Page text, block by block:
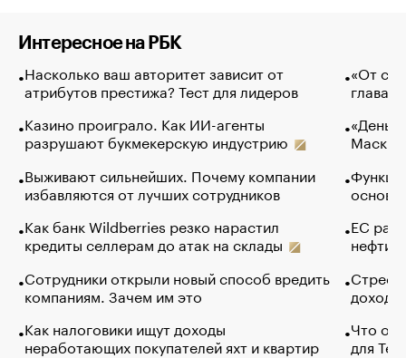
Интересное на РБК
Насколько ваш авторитет зависит от
атрибутов престижа? Тест для лидеров
Казино проиграло. Как ИИ-агенты
разрушают букмекерскую индустрию
Выживают сильнейших. Почему компании
избавляются от лучших сотрудников
Как банк Wildberries резко нарастил
кредиты селлерам до атак на склады
Сотрудники открыли новый способ вредить
компаниям. Зачем им это
Как налоговики ищут доходы
неработающих покупателей яхт и квартир
«От
глава
Маск в
основ
ЕС
нефти
Что
для